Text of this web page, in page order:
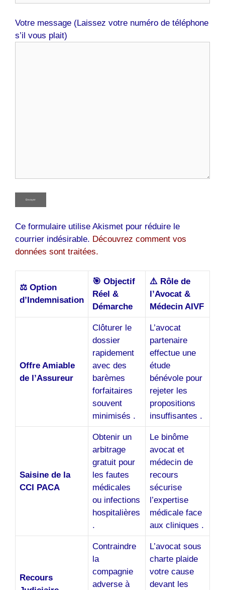
Votre message (Laissez votre numéro de téléphone
s’il vous plait)
Ce formulaire utilise Akismet pour réduire le
courrier indésirable. Découvrez comment vos
données sont traitées.
⚖️ Option
d’Indemnisation
🎯 Objectif
Réel &
Démarche
⚠️ Rôle de
l’Avocat &
Médecin AIVF
Offre Amiable
de l’Assureur
Clôturer le
dossier
rapidement
avec des
barèmes
forfaitaires
souvent
minimisés .
L’avocat
partenaire
effectue une
étude
bénévole pour
rejeter les
propositions
insuffisantes .
Saisine de la
CCI PACA
Obtenir un
arbitrage
gratuit pour
les fautes
médicales
ou infections
hospitalières
.
Le binôme
avocat et
médecin de
recours
sécurise
l’expertise
médicale face
aux cliniques .
Recours
Contraindre
la
compagnie
adverse à
L’avocat sous
charte plaide
votre cause
devant les